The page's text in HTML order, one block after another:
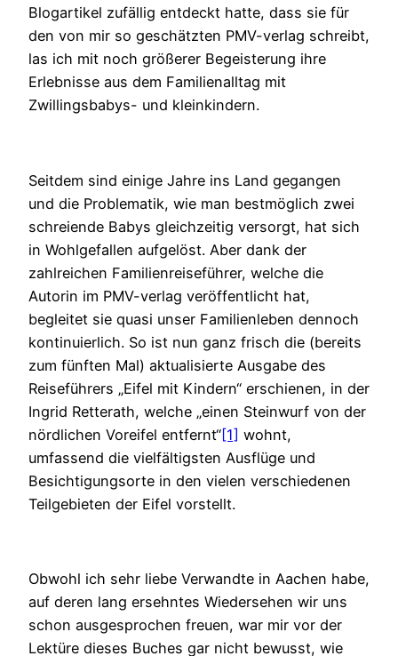
Blogartikel zufällig entdeckt hatte, dass sie für
den von mir so geschätzten PMV-verlag schreibt,
las ich mit noch größerer Begeisterung ihre
Erlebnisse aus dem Familienalltag mit
Zwillingsbabys- und kleinkindern.
Seitdem sind einige Jahre ins Land gegangen
und die Problematik, wie man bestmöglich zwei
schreiende Babys gleichzeitig versorgt, hat sich
in Wohlgefallen aufgelöst. Aber dank der
zahlreichen Familienreiseführer, welche die
Autorin im PMV-verlag veröffentlicht hat,
begleitet sie quasi unser Familienleben dennoch
kontinuierlich. So ist nun ganz frisch die (bereits
zum fünften Mal) aktualisierte Ausgabe des
Reiseführers „Eifel mit Kindern“ erschienen, in der
Ingrid Retterath, welche „einen Steinwurf von der
nördlichen Voreifel entfernt“[1] wohnt,
umfassend die vielfältigsten Ausflüge und
Besichtigungsorte in den vielen verschiedenen
Teilgebieten der Eifel vorstellt.
Obwohl ich sehr liebe Verwandte in Aachen habe,
auf deren lang ersehntes Wiedersehen wir uns
schon ausgesprochen freuen, war mir vor der
Lektüre dieses Buches gar nicht bewusst, wie